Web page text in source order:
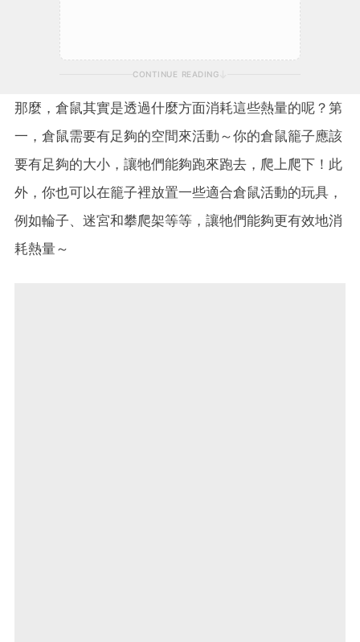
CONTINUE READING
那麼，倉鼠其實是透過什麼方面消耗這些熱量的呢？第
一，倉鼠需要有足夠的空間來活動～你的倉鼠籠子應該
要有足夠的大小，讓牠們能夠跑來跑去，爬上爬下！此
外，你也可以在籠子裡放置一些適合倉鼠活動的玩具，
例如輪子、迷宮和攀爬架等等，讓牠們能夠更有效地消
耗熱量～